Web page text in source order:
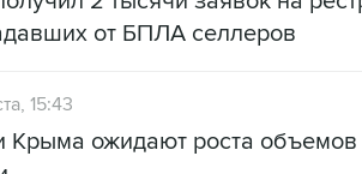
от БПЛА селлеров
15:43
Крыма ожидают роста